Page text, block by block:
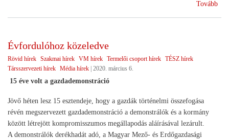
Tovább
Évfordulóhoz közeledve
Rövid hírek Szakmai hírek VM hírek Termelői csoport hírek TÉSZ hírek
Társszervezeti hírek Média hírek | 2020. március 6.
15 éve volt a gazdademonstráció
Jövő héten lesz 15 esztendeje, hogy a gazdák történelmi összefogása
révén megszervezett gazdademonstráció a demonstrálók és a kormány
között létrejött kompromisszumos megállapodás aláírásával lezárult.
A demonstrálók derékhadát adó, a Magyar Mező- és Erdőgazdasági